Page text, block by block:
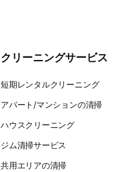
クリーニングサービス
短期レンタルクリーニング
アパート/マンションの清掃
ハウスクリーニング
ジム清掃サービス
共用エリアの清掃